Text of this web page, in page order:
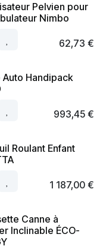
Pelvien pour
Nimbo
62,73 €
Auto Handipack
993,45€
Roulant Enfant
1 187,00€
Canne à
Inclinable ÉCO-